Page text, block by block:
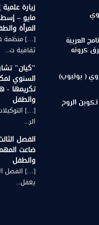
العربية
كرونه
( يوتيوب)
الروح
مايو –
المرأة
[…] منظمة
ثقافية ت...
"كيان"
السنوي
تكريمها -
والطفل
[…]
الر...
الفصل
ضاعت
والطفل
[…] الفصل
يغفل...